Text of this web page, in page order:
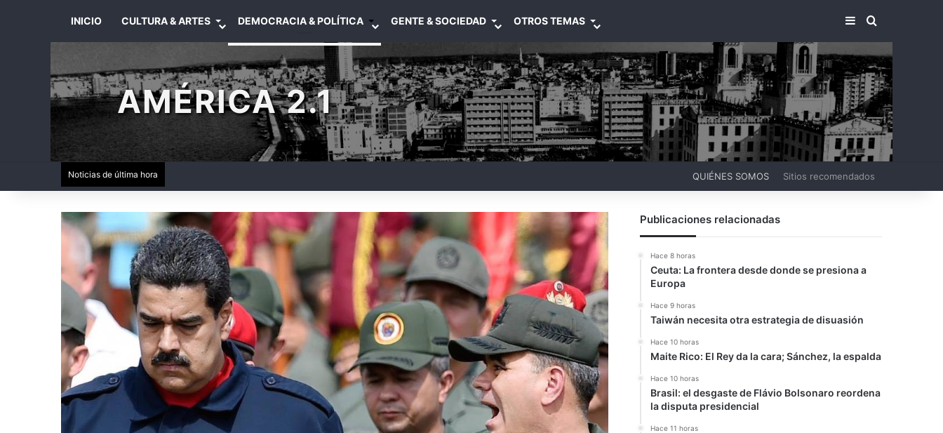
INICIO CULTURA & ARTES DEMOCRACIA & POLÍTICA GENTE & SOCIEDAD OTROS TEMAS BARRA LATERAL
BUSCAR
AMÉRICA 2.1
Noticias de última hora QUIÉNES SOMOS Sitios recomendados
Publicaciones relacionadas
Hace 8 horas
Ceuta: La frontera desde donde se presiona a
Europa
Hace 9 horas
Taiwán necesita otra estrategia de disuasión
Hace 10 horas
Maite Rico: El Rey da la cara; Sánchez, la espalda
Hace 10 horas
Brasil: el desgaste de Flávio Bolsonaro reordena
la disputa presidencial
Hace 11 horas